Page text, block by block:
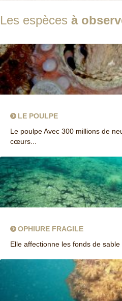
Les espèces à
LE POULPE
Le poulpe Avec 300 millions de
cœurs...
OPHIURE FRAGILE
Elle affectionne les fonds de sable